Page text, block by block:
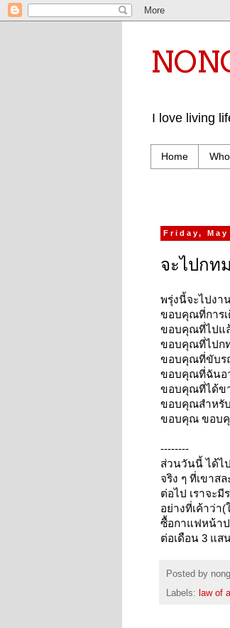
I love living
Home
Friday, May
จะไปกท
พรุ่งนี้จะไปงา
ขอบคุณที่การ
ขอบคุณที่ไปแ
ขอบคุณที่ไปกท
ขอบคุณที่ขับรถ
ขอบคุณที่ฉันอ
ขอบคุณที่ได้ข
ขอบคุณสำหรั
ขอบคุณ ขอบ
--------
ส่วนวันนี้ ได้ไ
จริง ๆ ที่เขาส
ต่อไป เราจะมี
อย่างที่เค้าว่า
ซื้อกาแฟหน้าป
ต่อเดือน 3 แ
Posted by
Labels: law of